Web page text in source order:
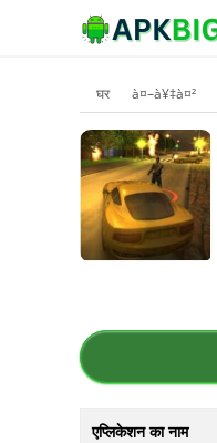
घर à¤–à¥‡à¤²
एप्लिकेशन का नाम